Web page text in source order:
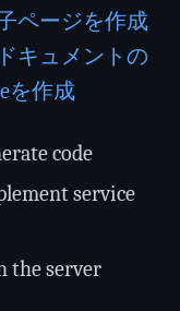
ページを作成
ドキュメントの
を作成
code
service
the server